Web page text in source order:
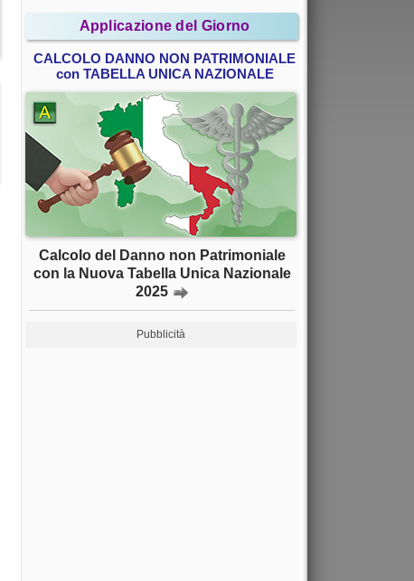
Applicazione del Giorno
CALCOLO DANNO NON PATRIMONIALE
con TABELLA UNICA NAZIONALE
Calcolo del Danno non Patrimoniale
con la Nuova Tabella Unica Nazionale
2025
Pubblicità